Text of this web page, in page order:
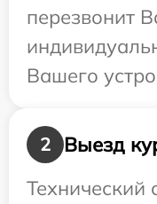
перезвонит
Вашего
2
Выезд
Технический